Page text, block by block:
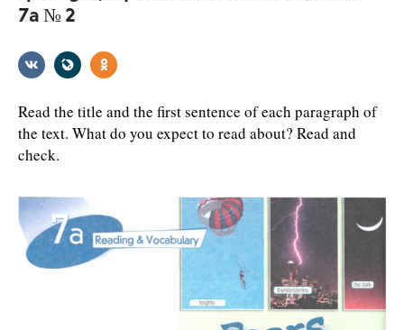
7a № 2
Read the title and the first sentence of each paragraph of
the text. What do you expect to read about? Read and
check.